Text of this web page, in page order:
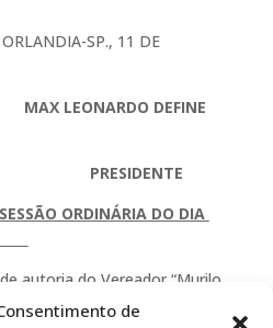
de
SP., 11 DE
MAX LEONARDO DEFINE
ORDINÁRIA DO DIA
autoria do Vereador “Murilo
a empresária – Sra.